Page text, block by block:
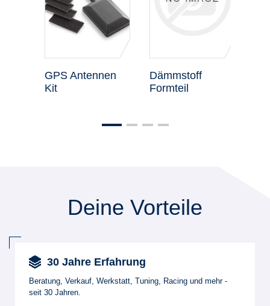
GPS Antennen
Kit
Dämmstoff
Formteil
Deine Vorteile
30 Jahre Erfahrung
Beratung, Verkauf, Werkstatt, Tuning, Racing und mehr -
seit 30 Jahren.